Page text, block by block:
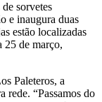
sorvetes
e inaugura duas
estão localizadas
25 de março,
Paleteros, a
rede. “Passamos do